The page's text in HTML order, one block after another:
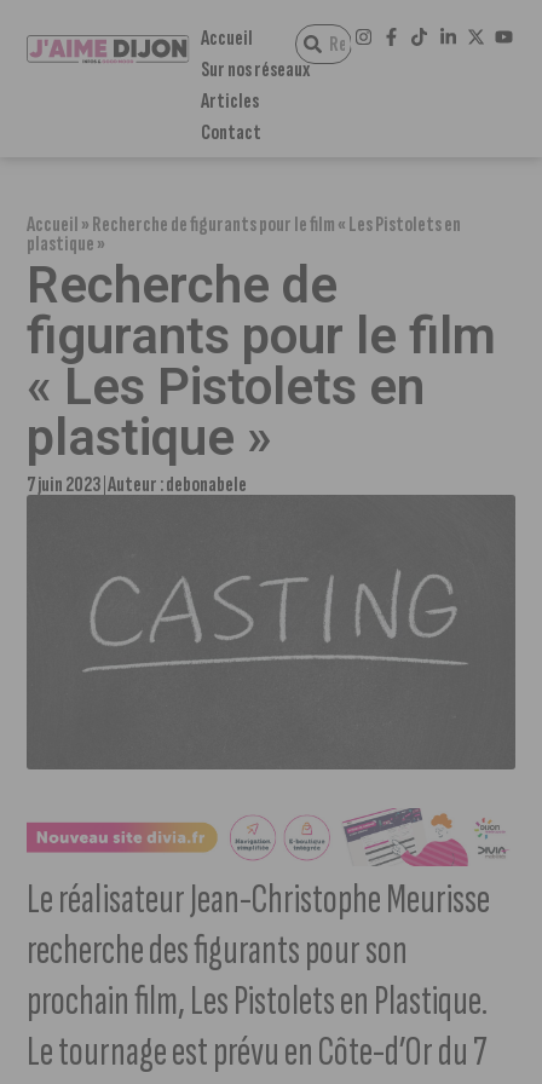
Accueil
Sur nos réseaux
Articles
Contact
Accueil»Recherche de figurants pour le film « Les Pistolets en
plastique »
Recherche de
figurants pour le film
« Les Pistolets en
plastique »
7 juin 2023 Auteur :debonabele
Le réalisateur Jean-Christophe Meurisse
recherche des figurants pour son
prochain film, Les Pistolets en Plastique.
Le tournage est prévu en Côte-d’Or du 7